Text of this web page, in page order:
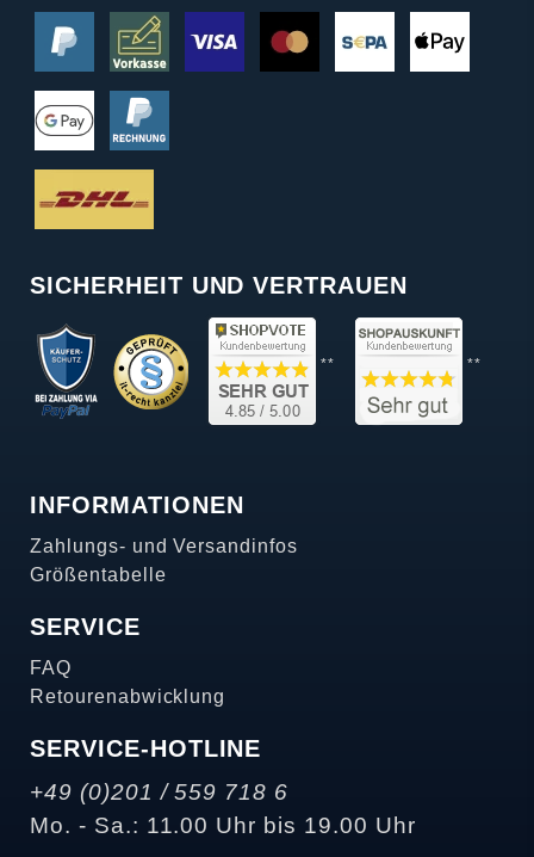
SICHERHEIT UND VERTRAUEN
** **
INFORMATIONEN
Zahlungs- und Versandinfos
Größentabelle
SERVICE
FAQ
Retourenabwicklung
SERVICE-HOTLINE
+49 (0)201 / 559 718 6
Mo. - Sa.: 11.00 Uhr bis 19.00 Uhr